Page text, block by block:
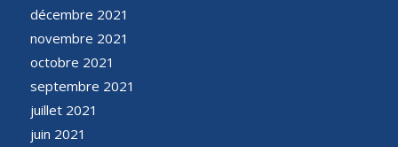
décembre 2021
novembre 2021
octobre 2021
septembre 2021
juillet 2021
juin 2021